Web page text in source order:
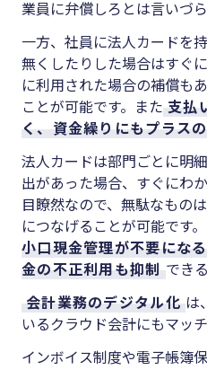
業員に弁償しろとは言いづ
一方、社員に法人カードを
無くしたりした場合はすぐ
に利用された場合の補償も
ことが可能です。また 支払
く、資金繰りにもプラス
法人カードは部門ごとに明
出があった場合、すぐにわ
目瞭然なので、無駄なもの
につなげることが可能です。
小口現金管理が不要になる
金の不正利用も抑制 でき
会計業務のデジタル化 は
いるクラウド会計にもマッチ
インボイス制度や電子帳簿